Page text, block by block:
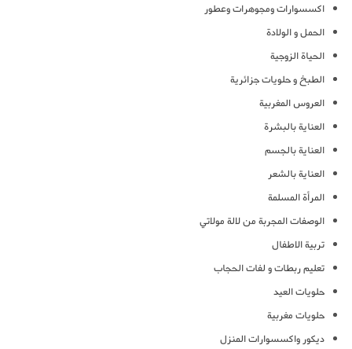
اكسسوارات ومجوهرات وعطور
الحمل و الولادة
الحياة الزوجية
الطبخ و حلويات جزائرية
العروس المغربية
العناية بالبشرة
العناية بالجسم
العناية بالشعر
المرأة المسلمة
الوصفات المجربة من لالة مولاتي
تربية الاطفال
تعليم ربطات و لفات الحجاب
حلويات العيد
حلويات مغربية
ديكور واكسسوارات المنزل